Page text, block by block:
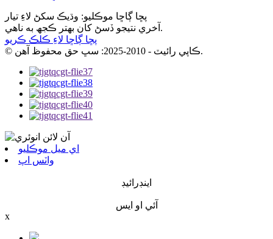
پڇا ڳاڇا موڪليو: وڌيڪ سکڻ لاءِ تيار
آخري نتيجو ڏسڻ کان بهتر ڪجھ به ناهي.
پڇا ڳاڇا لاءِ ڪلڪ ڪريو
© ڪاپي رائيٽ - 2010-2025: سڀ حق محفوظ آهن.
اي ميل موڪليو
واٽس اپ
اينڊرائيڊ
آئي او ايس
x